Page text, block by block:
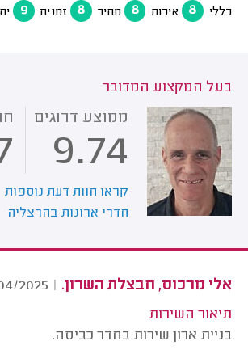
כללי 8 איכות 8 מחיר 8 זמנים 9
בעל המקצוע המדובר
ממוצע דרוגים
9.74
קראו חוות דעת נוספות
חדרי ארונות בהרצליה
אלי מרכוס, חבצלת השרון. |
2025
תיאור השירות
בניית ארון שירות בחדר כביסה.